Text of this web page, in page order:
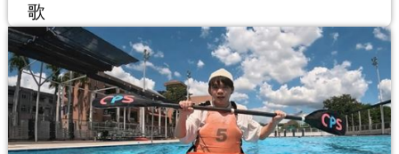
歌